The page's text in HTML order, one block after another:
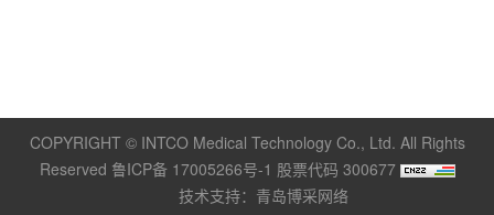
COPYRIGHT © INTCO Medical Technology Co., Ltd. All Rights
Reserved 鲁ICP备 17005266号-1 股票代码 300677
技术支持：青岛博采网络